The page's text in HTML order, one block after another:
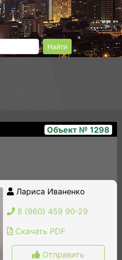
Найти
Объект № 1298
Лариса Иваненко
8 (960) 459 90-29
Скачать PDF
Отправить